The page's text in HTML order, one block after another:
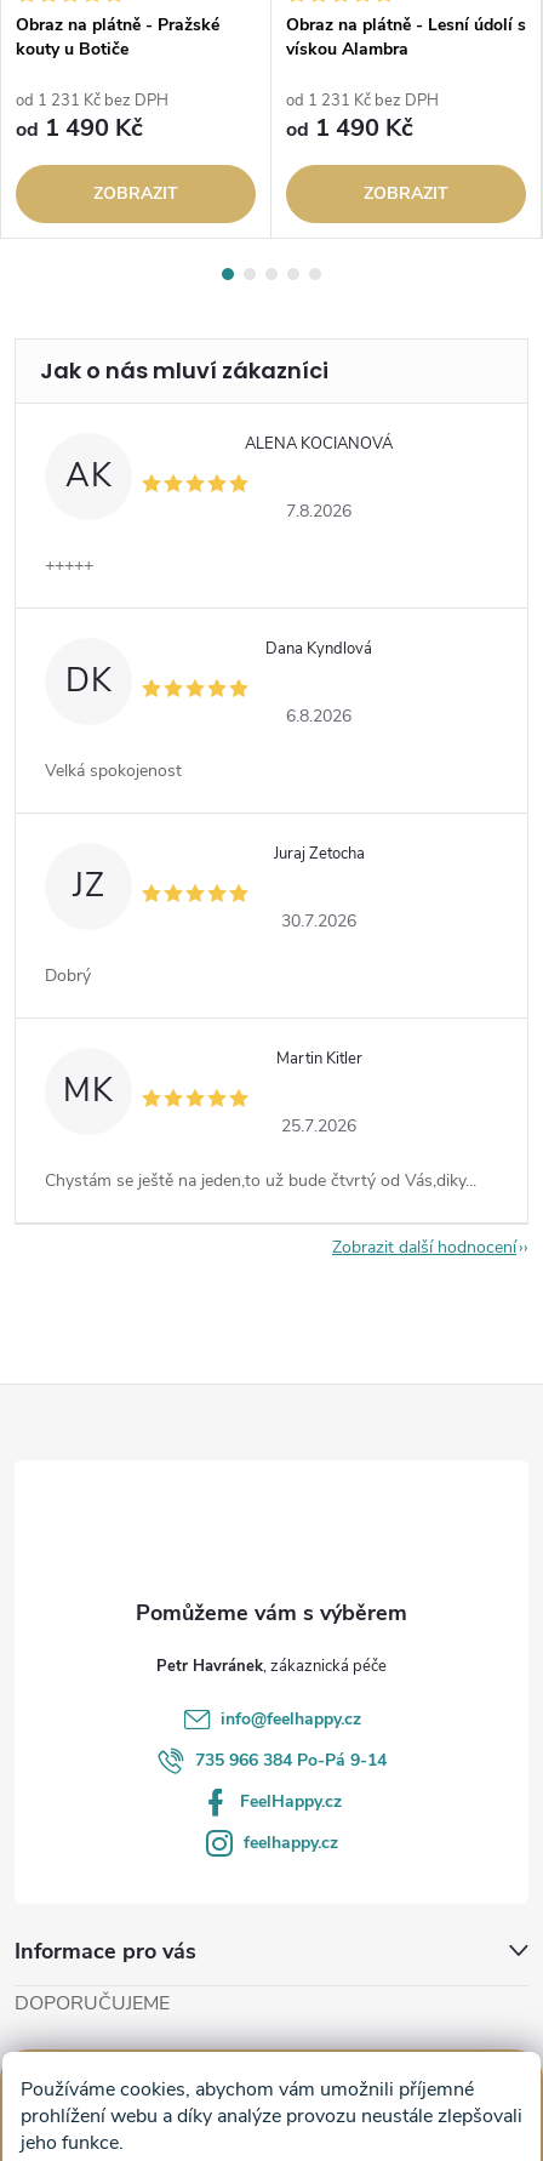
Používáme cookies, abychom vám umožnili příjemné
prohlížení webu a díky analýze provozu neustále zlepšovali
jeho funkce.
Obraz na plátně - Pražské
kouty u Botiče
od 1 231 Kč bez DPH
od 1 490 Kč
ZOBRAZIT
Obraz na plátně - Lesní údolí s
vískou Alambra
od 1 231 Kč bez DPH
od 1 490 Kč
ZOBRAZIT
AK
ALENA KOCIANOVÁ
7.8.2026
+++++
DK
Dana Kyndlová
6.8.2026
Velká spokojenost
JZ
Juraj Zetocha
30.7.2026
Dobrý
MK
Martin Kitler
25.7.2026
Chystám se ještě na jeden,to už bude čtvrtý od Vás,diky...
Zobrazit další hodnocení
Petr Havránek
info@feelhappy.cz
735 966 384 Po-Pá 9-14
FeelHappy.cz
feelhappy.cz
Informace pro vás
DOPORUČUJEME
Obrazy na plátně na zeď a stěnu do obýváku
Facebook